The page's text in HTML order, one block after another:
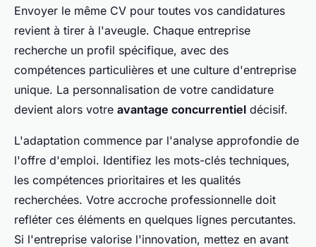
Envoyer le même CV pour toutes vos candidatures
revient à tirer à l'aveugle. Chaque entreprise
recherche un profil spécifique, avec des
compétences particulières et une culture d'entreprise
unique. La personnalisation de votre candidature
devient alors votre avantage concurrentiel décisif.
L'adaptation commence par l'analyse approfondie de
l'offre d'emploi. Identifiez les mots-clés techniques,
les compétences prioritaires et les qualités
recherchées. Votre accroche professionnelle doit
refléter ces éléments en quelques lignes percutantes.
Si l'entreprise valorise l'innovation, mettez en avant